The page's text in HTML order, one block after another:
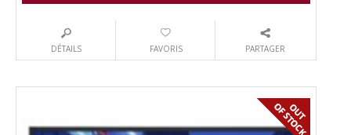
DÉTAILS FAVORIS PARTAGER